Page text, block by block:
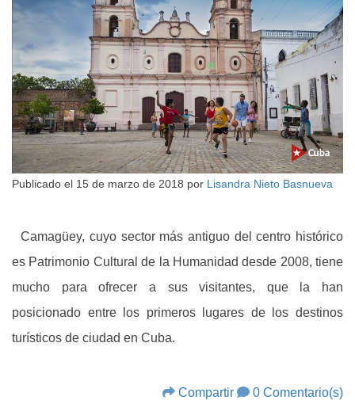
Publicado el 15 de marzo de 2018 por Lisandra Nieto Basnueva
Camagüey, cuyo sector más antiguo del centro histórico
es Patrimonio Cultural de la Humanidad desde 2008, tiene
mucho para ofrecer a sus visitantes, que la han
posicionado entre los primeros lugares de los destinos
turísticos de ciudad en Cuba.
Compartir 0 Comentario(s)